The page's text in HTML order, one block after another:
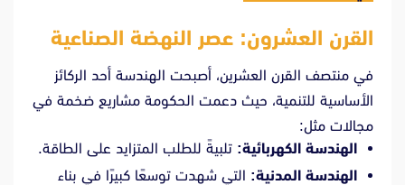
القرن العشرون: عصر النهضة الصناعية
في منتصف القرن العشرين، أصبحت الهندسة أحد الركائز
الأساسية للتنمية، حيث دعمت الحكومة مشاريع ضخمة في
مجالات مثل:
الهندسة الكهربائية: تلبيةً للطلب المتزايد على الطاقة.
الهندسة المدنية: التي شهدت توسعًا كبيرًا في بناء